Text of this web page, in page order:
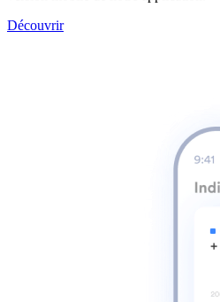
Découvrir